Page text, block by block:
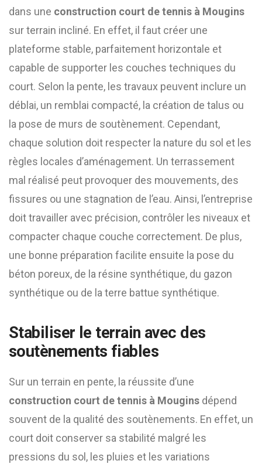
dans une construction court de tennis à Mougins
sur terrain incliné. En effet, il faut créer une
plateforme stable, parfaitement horizontale et
capable de supporter les couches techniques du
court. Selon la pente, les travaux peuvent inclure un
déblai, un remblai compacté, la création de talus ou
la pose de murs de soutènement. Cependant,
chaque solution doit respecter la nature du sol et les
règles locales d’aménagement. Un terrassement
mal réalisé peut provoquer des mouvements, des
fissures ou une stagnation de l’eau. Ainsi, l’entreprise
doit travailler avec précision, contrôler les niveaux et
compacter chaque couche correctement. De plus,
une bonne préparation facilite ensuite la pose du
béton poreux, de la résine synthétique, du gazon
synthétique ou de la terre battue synthétique.
Stabiliser le terrain avec des
soutènements fiables
Sur un terrain en pente, la réussite d’une
construction court de tennis à Mougins dépend
souvent de la qualité des soutènements. En effet, un
court doit conserver sa stabilité malgré les
pressions du sol, les pluies et les variations